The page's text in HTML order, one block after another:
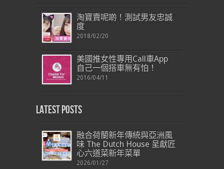
淘寶賣呢啲！測試男友忠誠
度
2018/02/20
美國推女性專用Call車App
自己一個搭車無有怕！
2016/04/11
Latest Posts
融合荷蘭新年傳統與亞洲風
味 The Dutch House 呈獻匠
心六道菜新年菜單
2026/01/27